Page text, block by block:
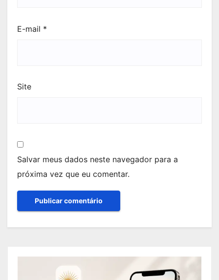
E-mail *
Site
Salvar meus dados neste navegador para a
próxima vez que eu comentar.